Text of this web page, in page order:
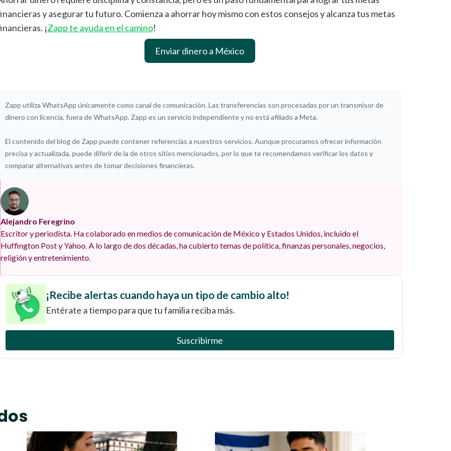
y asegurar tu futuro. Comienza a ahorrar hoy mismo con estos consejos y alcanza tus metas
¡Zapp te ayuda en el camino!
Enviar dinero a México
Zapp utiliza WhatsApp únicamente como canal de comunicación. Las transferencias son procesadas por un transmisor de
dinero con licencia, fuera de WhatsApp. Zapp es un servicio independiente y no está afiliado a Meta.
El contenido del blog de Zapp puede contener referencias a nuestros servicios. Aunque procuramos ofrecer información
precisa y actualizada, puede diferir de la de otros sitios mencionados, por lo que te recomendamos verificar los datos y
comparar alternativas antes de tomar decisiones financieras.
Alejandro Feregrino
Escritor y periodista. Ha colaborado en medios de comunicación de México y Estados Unidos, incluido el
Huffington Post y Yahoo. A lo largo de dos décadas, ha cubierto temas de política, finanzas personales, negocios,
religión y entretenimiento.
¡Recibe alertas cuando haya un tipo de cambio alto!
Entérate a tiempo para que tu familia reciba más.
Suscribirme